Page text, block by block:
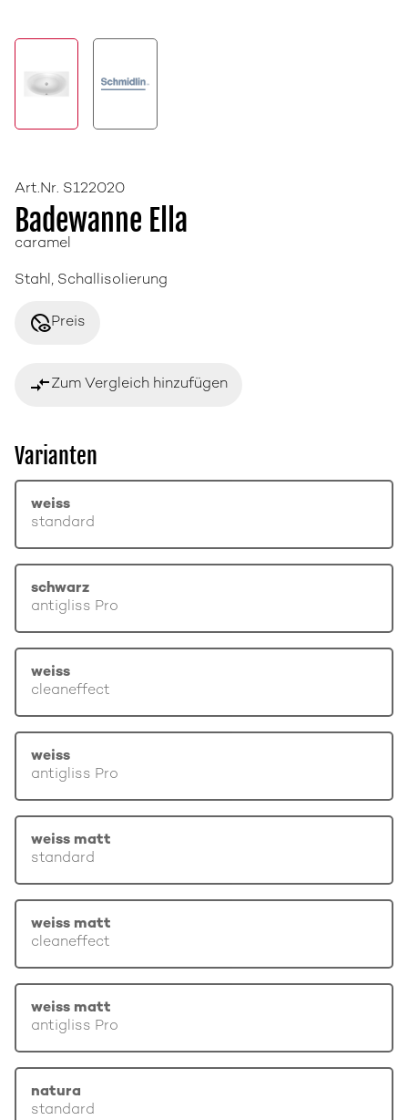
Art.Nr. S122020
Badewanne Ella
caramel
Stahl, Schallisolierung
disabled_visiblePreis
compare_arrowsZum Vergleich hinzufügen
Varianten
weiss
standard
schwarz
antigliss Pro
weiss
cleaneffect
weiss
antigliss Pro
weiss matt
standard
weiss matt
cleaneffect
weiss matt
antigliss Pro
natura
standard